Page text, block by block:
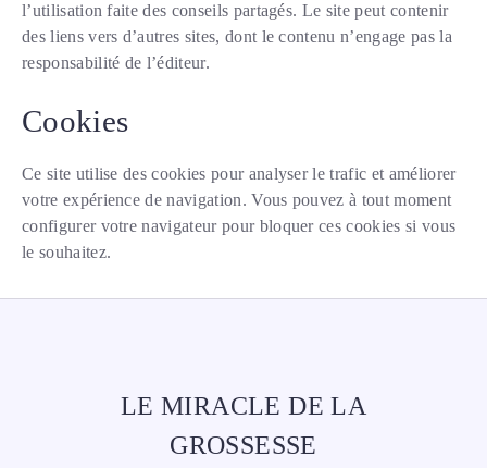
l’utilisation faite des conseils partagés. Le site peut contenir
des liens vers d’autres sites, dont le contenu n’engage pas la
responsabilité de l’éditeur.
Cookies
Ce site utilise des cookies pour analyser le trafic et améliorer
votre expérience de navigation. Vous pouvez à tout moment
configurer votre navigateur pour bloquer ces cookies si vous
le souhaitez.
LE MIRACLE DE LA
GROSSESSE